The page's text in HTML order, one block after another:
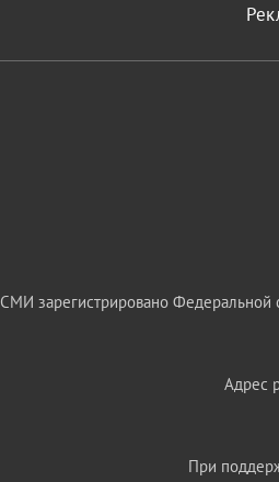
СМИ зарегистрировано Федеральной
Адрес
При